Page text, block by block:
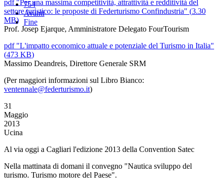
pdf"Per una massima competitività, attrattività e redditività del
settore turistico: le proposte di Federturismo Confindustria" (3.30
MB)
Prof. Josep Ejarque, Amministratore Delegato FourTourism
pdf"L'impatto economico attuale e potenziale del Turismo in Italia"
(473 KB)
Massimo Deandreis, Direttore Generale SRM
(Per maggiori informazioni sul Libro Bianco:
ventennale@federturismo.it)
31
Maggio
2013
Ucina
Al via oggi a Cagliari l'edizione 2013 della Convention Satec
Nella mattinata di domani il convegno "Nautica sviluppo del
turismo. Turismo motore del Paese".
754
Avanti
Fine